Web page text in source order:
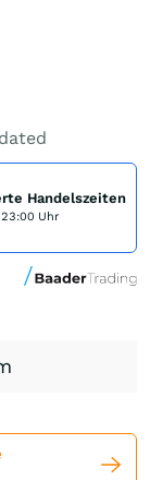
Handelszeiten
Uhr